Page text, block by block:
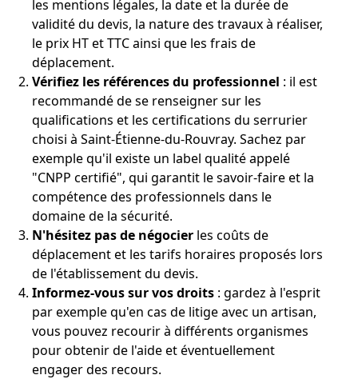
les mentions légales, la date et la durée de
validité du devis, la nature des travaux à réaliser,
le prix HT et TTC ainsi que les frais de
déplacement.
Vérifiez les références du professionnel : il est
recommandé de se renseigner sur les
qualifications et les certifications du serrurier
choisi à Saint-Étienne-du-Rouvray. Sachez par
exemple qu'il existe un label qualité appelé
"CNPP certifié", qui garantit le savoir-faire et la
compétence des professionnels dans le
domaine de la sécurité.
N'hésitez pas de négocier les coûts de
déplacement et les tarifs horaires proposés lors
de l'établissement du devis.
Informez-vous sur vos droits : gardez à l'esprit
par exemple qu'en cas de litige avec un artisan,
vous pouvez recourir à différents organismes
pour obtenir de l'aide et éventuellement
engager des recours.